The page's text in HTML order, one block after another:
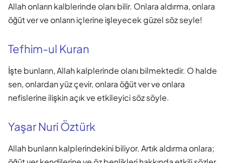
Allah onların kalblerinde olanı bilir. Onlara aldırma, onlara
öğüt ver ve onların içlerine işleyecek güzel söz seyle!
Tefhim-ul Kuran
İşte bunların, Allah kalplerinde olanı bilmektedir. O halde
sen, onlardan yüz çevir, onlara öğüt ver ve onlara
nefislerine ilişkin açık ve etkileyici söz söyle.
Yaşar Nuri Öztürk
Allah bunların kalplerindekini biliyor. Artık aldırma onlara;